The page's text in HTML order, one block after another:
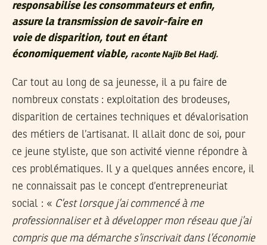
responsabilise les consommateurs et enfin,
assure la transmission de savoir-faire en
voie de disparition, tout en étant
économiquement viable, raconte Najib Bel Hadj.
Car tout au long de sa jeunesse, il a pu faire de
nombreux constats : exploitation des brodeuses,
disparition de certaines techniques et dévalorisation
des métiers de l’artisanat. Il allait donc de soi, pour
ce jeune styliste, que son activité vienne répondre à
ces problématiques. Il y a quelques années encore, il
ne connaissait pas le concept d’entrepreneuriat
social : « C’est lorsque j’ai commencé à me
professionnaliser et à développer mon réseau que j’ai
compris que ma démarche s’inscrivait dans l’économie